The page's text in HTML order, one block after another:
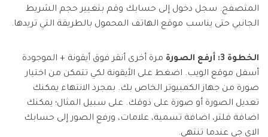
المتصفح. سجل دخول إلى حسابك وقم بتغيير حجم الشريط
الجانبي حتى يناسب موقع الهاتف المحمول بالطريقة التي تريدها.
الخطوة 3: أرفع الصورة
مرة أخرى أنقر فوق أيقونة + الموجودة
أسفل موقع الويب. اضغط على الأيقونة لكي تتمكن من اختيار
صورة من جهاز الكمبيوتر الخاص بك. بمجرد الانتهاء يمكنك
تعديل الصورة أو صورة على ذوقك. على سبيل المثال؛ يمكنك
اضافة فلتر، اضافة تسمية، علامات، ورفع الصور إلى حسابك
الاي جي عندما تنتهي.